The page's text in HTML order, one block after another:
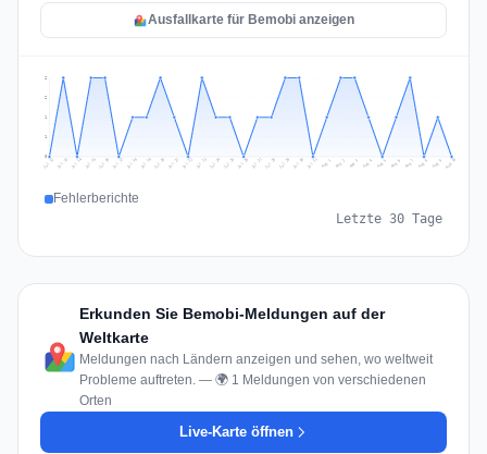
Ausfallkarte für Bemobi anzeigen
1
1
2
2
Jul 12 Jul 13 Jul 14 Jul 15 Jul 16 Jul 17 Jul 18 Jul 19 Jul 20 Jul 21 Jul 22 Jul 23 Jul 24 Jul 25 Jul 26 Jul 27 Jul 28 Jul 29 Jul 30 Jul 31 Aug 1 Aug 2 Aug 3 Aug 4 Aug 5 Aug 6 Aug 7 Aug 8 Aug 9 Aug 10
Fehlerberichte
Letzte 30 Tage
Erkunden Sie Bemobi-Meldungen auf der
Weltkarte
Meldungen nach Ländern anzeigen und sehen, wo weltweit
Probleme auftreten. — 🌍 1 Meldungen von verschiedenen
Orten
Live-Karte öffnen